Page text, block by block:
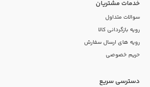
خدمات مشتریان
سوالات متداول
رویه بازگردانی کالا
رویه های ارسال سفارش
حریم خصوصی
دسترسی سریع